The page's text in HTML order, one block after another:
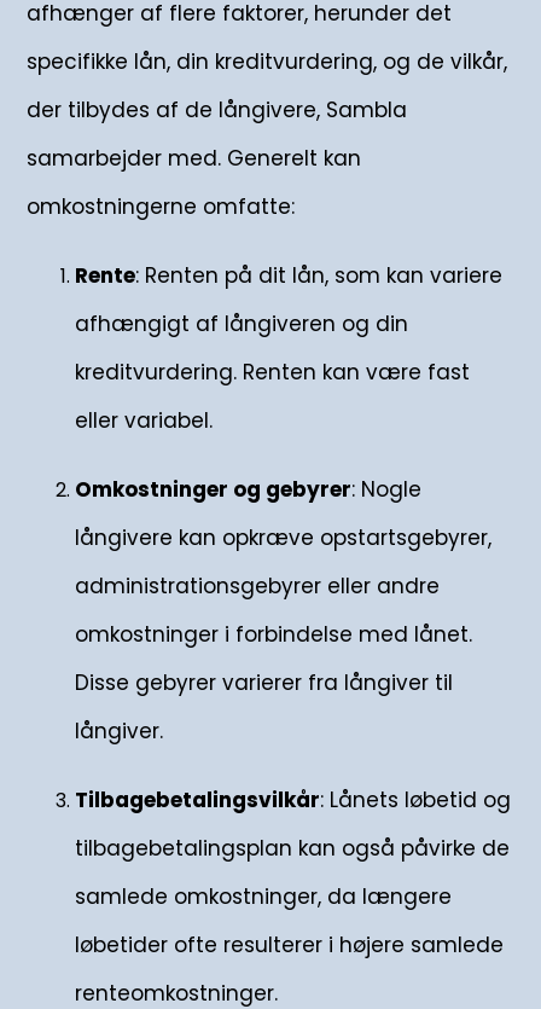
afhænger af flere faktorer, herunder det
specifikke lån, din kreditvurdering, og de vilkår,
der tilbydes af de långivere, Sambla
samarbejder med. Generelt kan
omkostningerne omfatte:
Rente: Renten på dit lån, som kan variere
afhængigt af långiveren og din
kreditvurdering. Renten kan være fast
eller variabel.
Omkostninger og gebyrer: Nogle
långivere kan opkræve opstartsgebyrer,
administrationsgebyrer eller andre
omkostninger i forbindelse med lånet.
Disse gebyrer varierer fra långiver til
långiver.
Tilbagebetalingsvilkår: Lånets løbetid og
tilbagebetalingsplan kan også påvirke de
samlede omkostninger, da længere
løbetider ofte resulterer i højere samlede
renteomkostninger.